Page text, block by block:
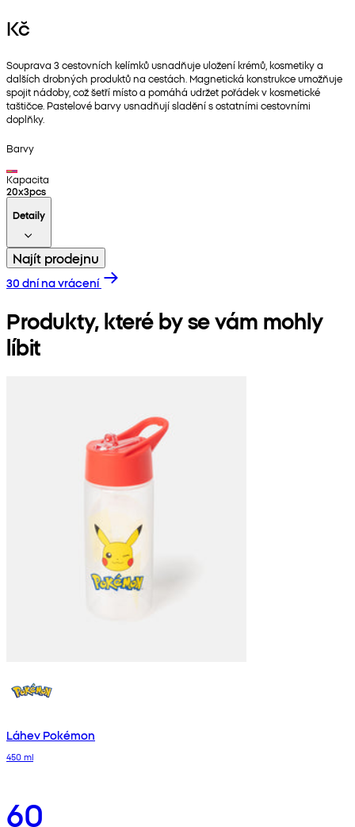
Kč
Souprava 3 cestovních kelímků usnadňuje uložení krémů, kosmetiky a
dalších drobných produktů na cestách. Magnetická konstrukce umožňuje
spojit nádoby, což šetří místo a pomáhá udržet pořádek v kosmetické
taštičce. Pastelové barvy usnadňují sladění s ostatními cestovními
doplňky.
Barvy
Kapacita
20x3pcs
Detaily
Najít prodejnu
30 dní na vrácení
Produkty, které by se vám mohly
líbit
Láhev Pokémon
450 ml
60